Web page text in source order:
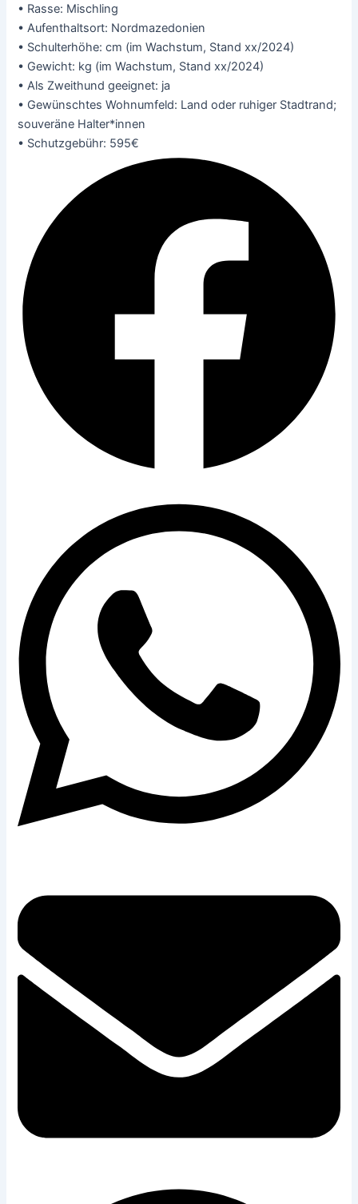
• Rasse: Mischling
• Aufenthaltsort: Nordmazedonien
• Schulterhöhe: cm (im Wachstum, Stand xx/2024)
• Gewicht: kg (im Wachstum, Stand xx/2024)
• Als Zweithund geeignet: ja
• Gewünschtes Wohnumfeld: Land oder ruhiger Stadtrand;
souveräne Halter*innen
• Schutzgebühr: 595€